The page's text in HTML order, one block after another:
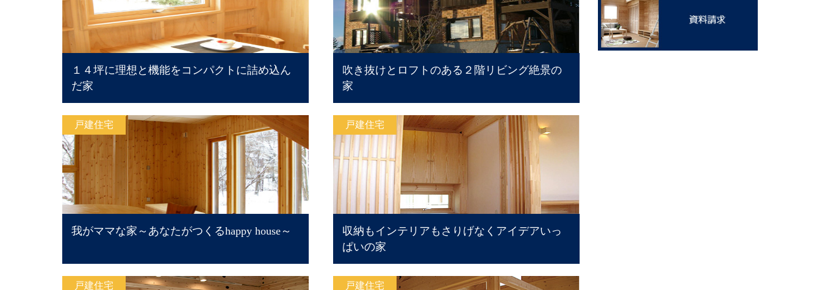
１４坪に理想と機能をコンパクトに詰め込ん
だ家
吹き抜けとロフトのある２階リビング絶景の
家
戸建住宅
我がママな家～あなたがつくるhappy house～
戸建住宅
収納もインテリアもさりげなくアイデアいっ
ぱいの家
戸建住宅 戸建住宅